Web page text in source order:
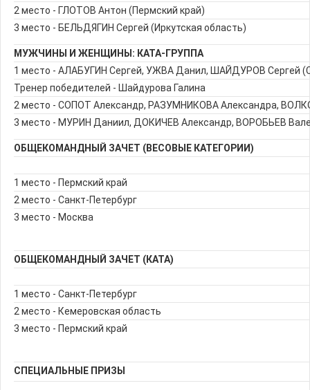
2 место - ГЛОТОВ Антон (Пермский край)
3 место - БЕЛЬДЯГИН Сергей (Иркутская область)
МУЖЧИНЫ И ЖЕНЩИНЫ: КАТА-ГРУППА
1 место - АЛАБУГИН Сергей, УЖВА Данил, ШАЙДУРОВ Сергей
Тренер победителей - Шайдурова Галина
2 место - СОПОТ Александр, РАЗУМНИКОВА Александра,
3 место - МУРИН Даниил, ДОКИЧЕВ Александр, ВОРОБЬЕВ
ОБЩЕКОМАНДНЫЙ ЗАЧЕТ (ВЕСОВЫЕ КАТЕГОРИИ)
1 место - Пермский край
2 место - Санкт-Петербург
3 место - Москва
ОБЩЕКОМАНДНЫЙ ЗАЧЕТ (КАТА)
1 место - Санкт-Петербург
2 место - Кемеровская область
3 место - Пермский край
СПЕЦИАЛЬНЫЕ ПРИЗЫ